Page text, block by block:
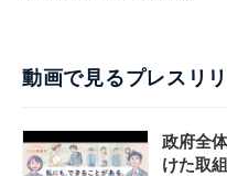
動画で見るプレスリ
政府全
けた取